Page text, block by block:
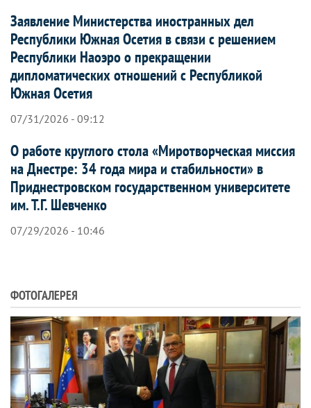
Заявление Министерства иностранных дел
Республики Южная Осетия в связи с решением
Республики Наоэро о прекращении
дипломатических отношений с Республикой
Южная Осетия
07/31/2026 - 09:12
О работе круглого стола «Миротворческая миссия
на Днестре: 34 года мира и стабильности» в
Приднестровском государственном университете
им. Т.Г. Шевченко
07/29/2026 - 10:46
ФОТОГАЛЕРЕЯ